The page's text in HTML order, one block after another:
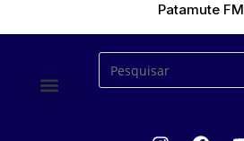
Patamute FM